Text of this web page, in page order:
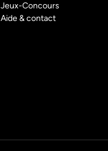
Jeux-Concours
Aide & contact